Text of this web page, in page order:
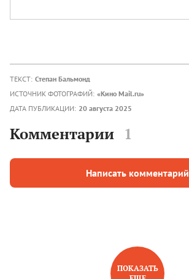
ТЕКСТ: Степан Бальмонд
ИСТОЧНИК ФОТОГРАФИЙ: «Кино Mail.ru»
ДАТА ПУБЛИКАЦИИ: 20 августа 2025
Комментарии 1
Написать комментарий
ПОКАЗАТЬ